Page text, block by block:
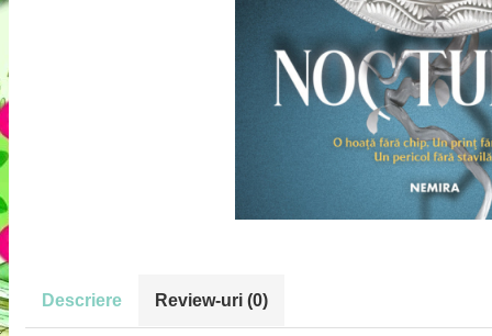
Descriere Review-uri (0)